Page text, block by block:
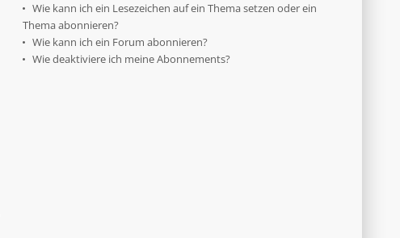
Wie kann ich ein Lesezeichen auf ein Thema setzen oder ein
Thema abonnieren?
Wie kann ich ein Forum abonnieren?
Wie deaktiviere ich meine Abonnements?